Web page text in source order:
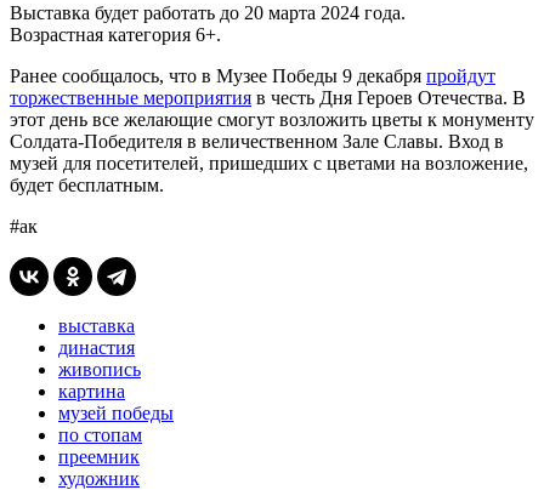
Выставка будет работать до 20 марта 2024 года.
Возрастная категория 6+.
Ранее сообщалось, что в Музее Победы 9 декабря пройдут
торжественные мероприятия в честь Дня Героев Отечества. В
этот день все желающие смогут возложить цветы к монументу
Солдата-Победителя в величественном Зале Славы. Вход в
музей для посетителей, пришедших с цветами на возложение,
будет бесплатным.
#ак
выставка
династия
живопись
картина
музей победы
по стопам
преемник
художник